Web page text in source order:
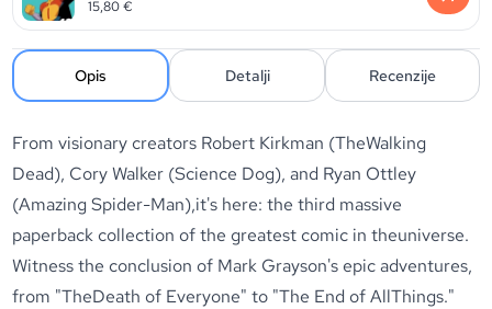
15,80€
Opis Detalji Recenzije
From visionary creators Robert Kirkman (TheWalking
Dead), Cory Walker (Science Dog), and Ryan Ottley
(Amazing Spider-Man),it's here: the third massive
paperback collection of the greatest comic in theuniverse.
Witness the conclusion of Mark Grayson's epic adventures,
from "TheDeath of Everyone" to "The End of AllThings."